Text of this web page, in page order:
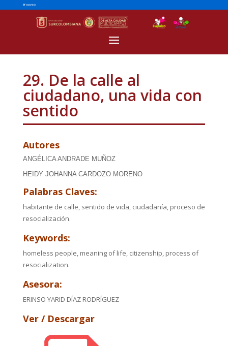
29. De la calle al
ciudadano, una vida con
sentido
Autores
ANGÉLICA ANDRADE MUÑOZ
HEIDY JOHANNA CARDOZO MORENO
Palabras Claves:
habitante de calle, sentido de vida, ciudadanía, proceso de
resocialización.
Keywords:
homeless people, meaning of life, citizenship, process of
resocialization.
Asesora:
ERINSO YARID DÍAZ RODRÍGUEZ
Ver / Descargar